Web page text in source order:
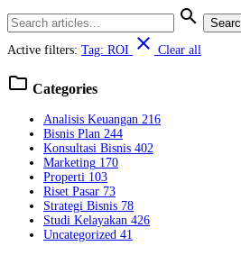
search
Active filters: Tag: ROI close Clear all
folder Categories
Analisis Keuangan 216
Bisnis Plan 244
Konsultasi Bisnis 402
Marketing 170
Properti 103
Riset Pasar 73
Strategi Bisnis 78
Studi Kelayakan 426
Uncategorized 41